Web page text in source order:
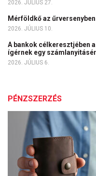
2026. JÚLIUS 27.
Mérföldkő az űrversenyben
2026. JÚLIUS 10.
A bankok célkeresztjében
ígérnek egy
2026. JÚLIUS 6.
PÉNZSZERZÉS